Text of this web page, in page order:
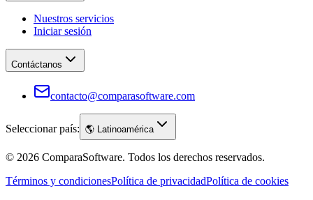
Nuestros servicios
Iniciar sesión
Contáctanos
contacto@comparasoftware.com
Seleccionar país: 🌎 Latinoamérica
© 2026 ComparaSoftware. Todos los derechos reservados.
Términos y condicionesPolítica de privacidadPolítica de cookies